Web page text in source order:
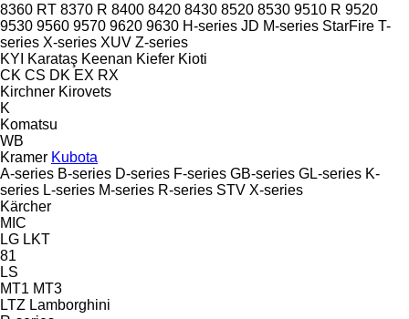
8360 RT 8370 R 8400 8420 8430 8520 8530 9510 R 9520
9530 9560 9570 9620 9630 H-series JD M-series StarFire T-
series X-series XUV Z-series
KYI
Karataş Keenan Kiefer Kioti
CK CS DK EX RX
Kirchner Kirovets
K
Komatsu
WB
Kramer Kubota
A-series B-series D-series F-series GB-series GL-series K-
series L-series M-series R-series STV X-series
Kärcher
MIC
LG LKT
81
LS
MT1 MT3
LTZ Lamborghini